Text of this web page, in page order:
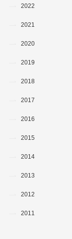
2022
2021
2020
2019
2018
2017
2016
2015
2014
2013
2012
2011